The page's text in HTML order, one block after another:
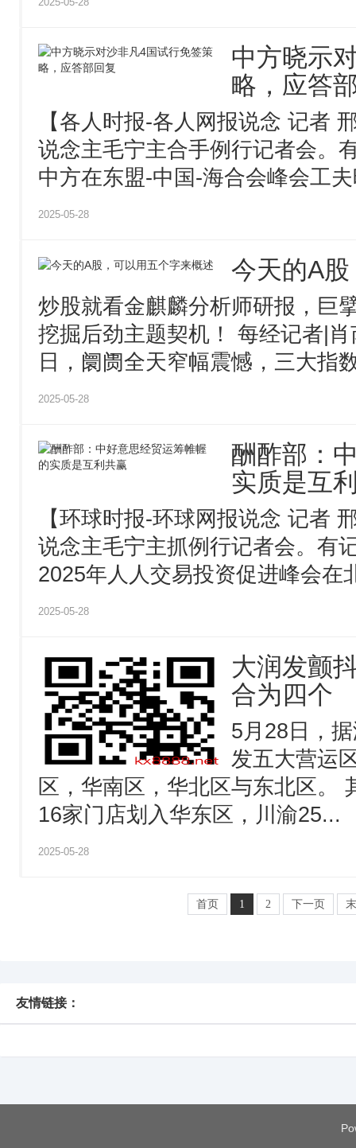
中方晓示
略，应答
【各人时报-各人网报说念 记者
说念主毛宁主合手例行记者会。
中方在东盟-中国-海合会峰会工
2025-05-28
今天的A
炒股就看金麒麟分析师研报，巨
挖掘后劲主题契机！ 每经记者|
日，阛阓全天窄幅震憾，三大指
2025-05-28
酬酢部：
实质是互
【环球时报-环球网报说念 记者
说念主毛宁主抓例行记者会。有
2025年人人交易投资促进峰会在
2025-05-28
大润发颤
合为四个
5月28日，
发五大营运
区，华南区，华北区与东北区。
16家门店划入华东区，川渝25...
2025-05-28
首页 1 2 下一页
友情链接：